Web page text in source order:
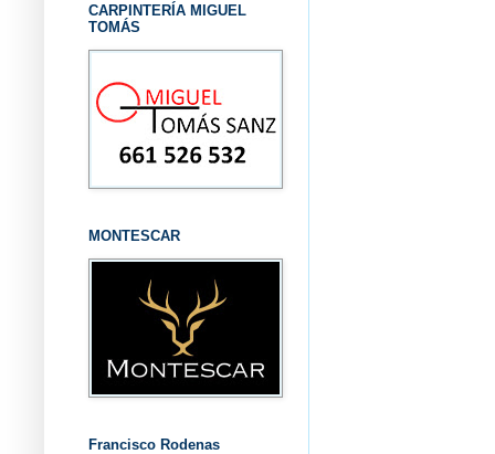
CARPINTERÍA MIGUEL
TOMÁS
MONTESCAR
Francisco Rodenas